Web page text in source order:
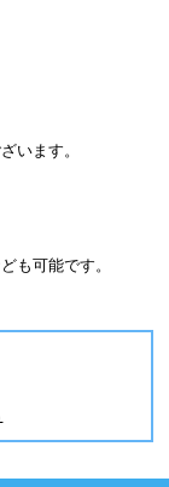
います。
も可能です。